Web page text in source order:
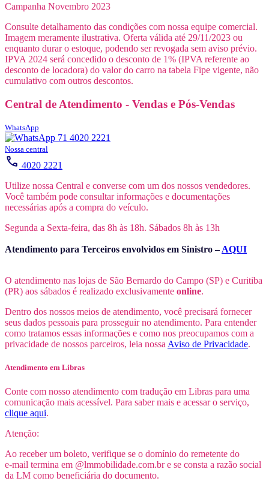
Campanha Novembro 2023
Consulte detalhamento das condições com nossa equipe comercial.
Imagem meramente ilustrativa. Oferta válida até 29/11/2023 ou
enquanto durar o estoque, podendo ser revogada sem aviso prévio.
IPVA 2024 será concedido o desconto de 1% (IPVA referente ao
desconto de locadora) do valor do carro na tabela Fipe vigente, não
cumulativo com outros descontos.
Central de Atendimento - Vendas e Pós-Vendas
WhatsApp
71 4020 2221
Nossa central
4020 2221
Utilize nossa Central e converse com um dos nossos vendedores.
Você também pode consultar informações e documentações
necessárias após a compra do veículo.
Segunda a Sexta-feira, das 8h às 18h. Sábados 8h às 13h
Atendimento para Terceiros envolvidos em Sinistro –AQUI
O atendimento nas lojas de São Bernardo do Campo (SP) e Curitiba
(PR) aos sábados é realizado exclusivamente online.
Dentro dos nossos meios de atendimento, você precisará fornecer
seus dados pessoais para prosseguir no atendimento. Para entender
como tratamos essas informações e como nos preocupamos com a
privacidade de nossos parceiros, leia nossa Aviso de Privacidade.
Atendimento em Libras
Conte com nosso atendimento com tradução em Libras para uma
comunicação mais acessível. Para saber mais e acessar o serviço,
clique aqui.
Atenção:
Ao receber um boleto, verifique se o domínio do remetente do
e-mail termina em @lmmobilidade.com.br e se consta a razão social
da LM como beneficiária do documento.